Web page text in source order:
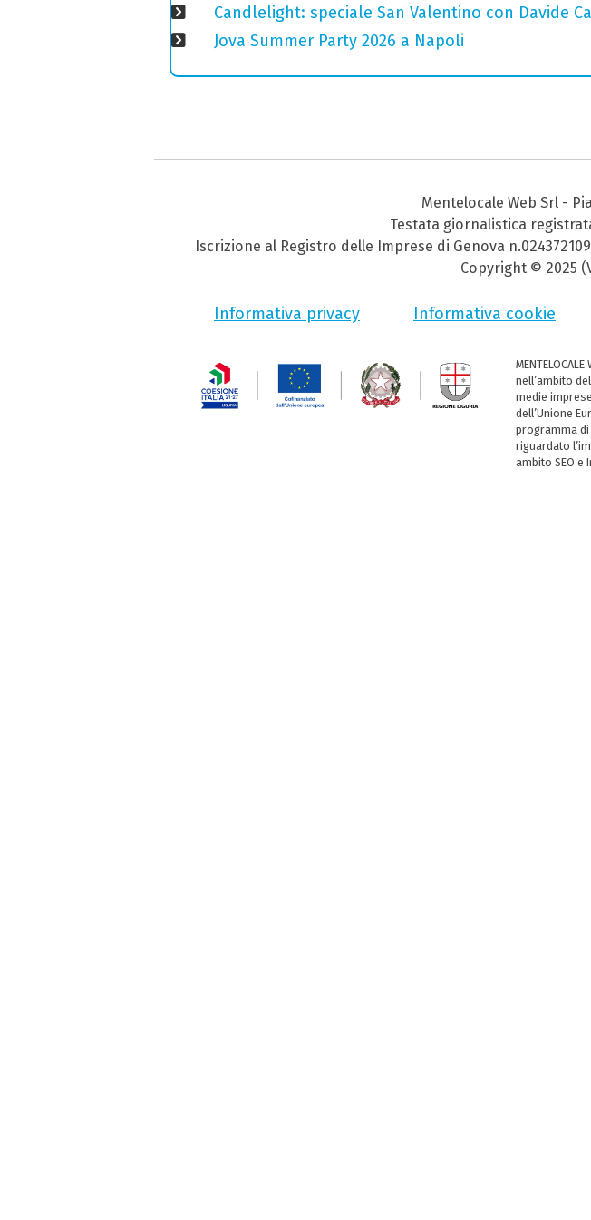
Candlelight: speciale San Valentino con Davide
Jova Summer Party 2026 a Napoli
Mentelocale Web Srl -
Testata giornalistica
Iscrizione al Registro delle Imprese di Genova
Copyright © 2025
Informativa privacy Informativa cookie
nell’ambito
medie
dell’Unione
programma di
riguardato
ambito SEO e